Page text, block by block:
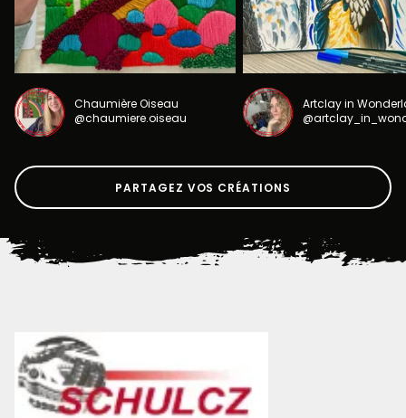
Chaumière Oiseau
@chaumiere.oiseau
Artclay in
PARTAGEZ VOS CRÉATIONS